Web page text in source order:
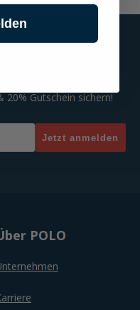
Gutschein sichern!
Jetzt anmelden
POLO